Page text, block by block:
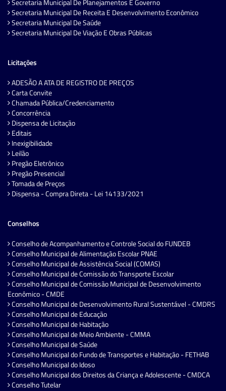
Secretaria Municipal De Planejamentos E Governo
Secretaria Municipal De Receita E Desenvolvimento Econômico
Secretaria Municipal De Saúde
Secretaria Municipal De Viação E Obras Públicas
Licitações
ADESÃO A ATA DE REGISTRO DE PREÇOS
Carta Convite
Chamada Pública/Credenciamento
Concorrência
Dispensa de Licitação
Editais
Inexigibilidade
Leilão
Pregão Eletrônico
Pregão Presencial
Tomada de Preços
Dispensa - Compra Direta - Lei 14133/2021
Conselhos
Conselho de Acompanhamento e Controle Social do FUNDEB
Conselho Municipal de Alimentação Escolar PNAE
Conselho Municipal de Assistência Social (COMAS)
Conselho Municipal de Comissão do Transporte Escolar
Conselho Municipal de Comissão Municipal de Desenvolvimento
Econômico - CMDE
Conselho Municipal de Desenvolvimento Rural Sustentável - CMDRS
Conselho Municipal de Educação
Conselho Municipal de Habitação
Conselho Municipal de Meio Ambiente - CMMA
Conselho Municipal de Saúde
Conselho Municipal do Fundo de Transportes e Habitação - FETHAB
Conselho Municipal do Idoso
Conselho Municipal dos Direitos da Criança e Adolescente - CMDCA
Conselho Tutelar